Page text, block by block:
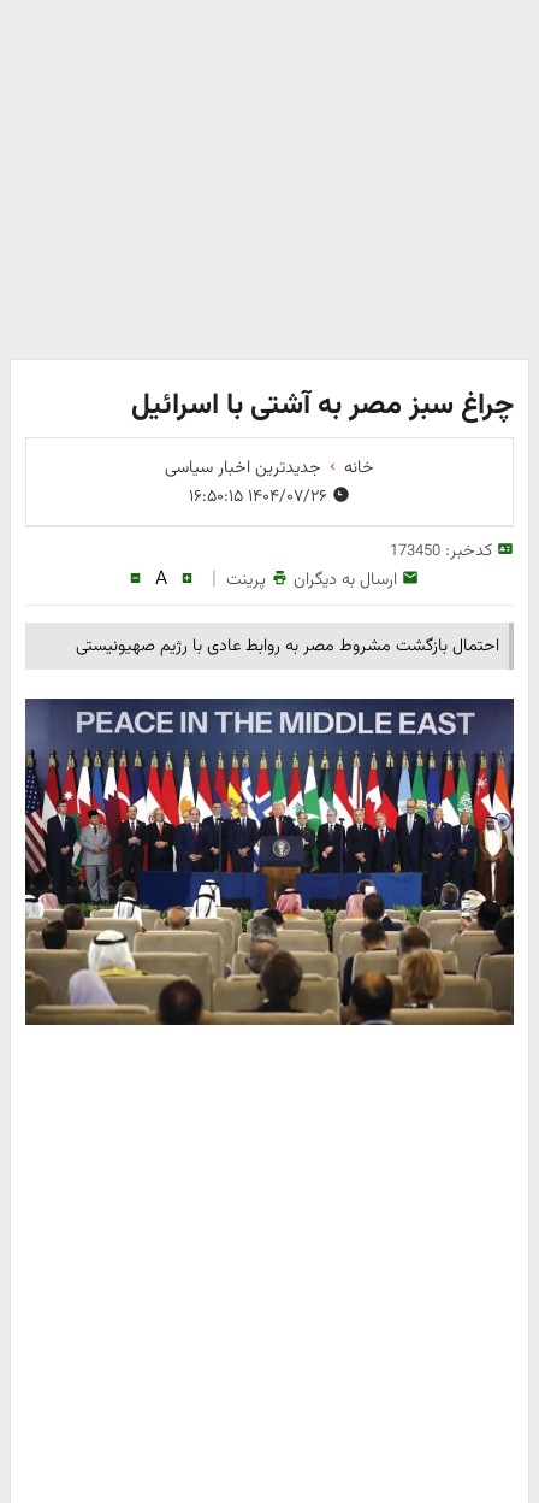
چراغ سبز مصر به آشتی با اسرائیل
خانه
جدیدترین اخبار سیاسی
کدخبر:173450
ارسال به دیگران پرینت |
A
احتمال بازگشت مشروط مصر به روابط عادی با رژیم صهیونیستی